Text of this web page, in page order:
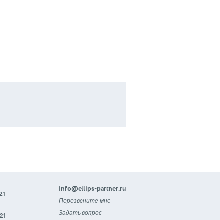
info@ellips-partner.ru
Перезвоните мне
Задать вопрос